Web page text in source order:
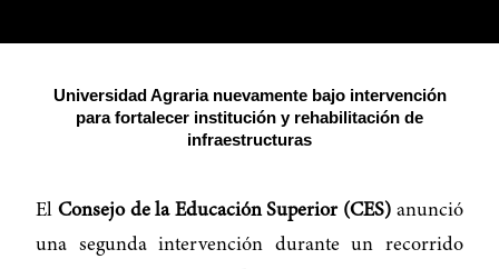
Universidad Agraria nuevamente bajo intervención
para fortalecer institución y rehabilitación de
infraestructuras
ElConsejo de la Educación Superior (CES)anunció
una segunda intervención durante un recorrido